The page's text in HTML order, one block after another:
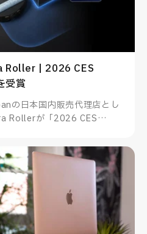
Roller | 2026 CES
受賞
の日本国内販売代理店とし
Rollerが「2026 CES